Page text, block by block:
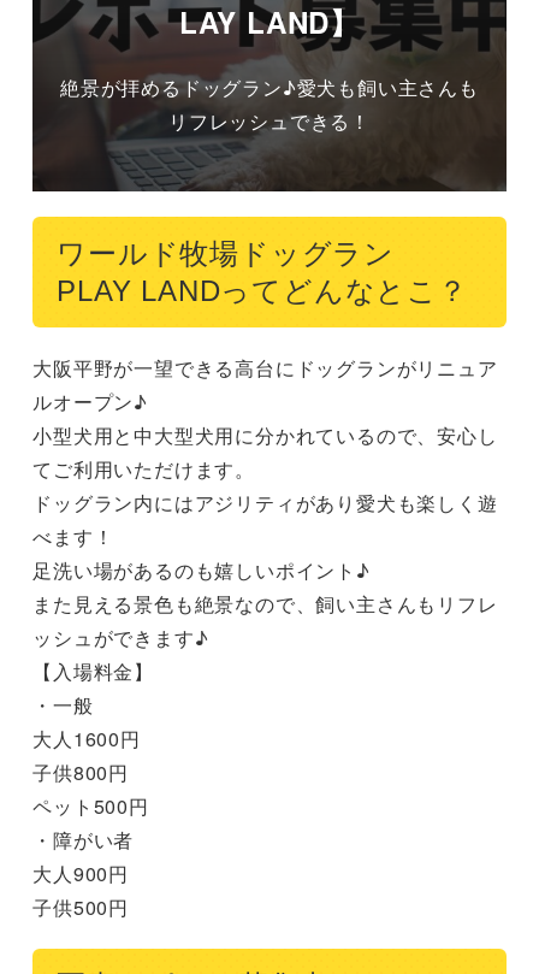
LAY LAND】
絶景が拝めるドッグラン♪愛犬も飼い主さんも
リフレッシュできる！
ワールド牧場ドッグラン
PLAY LANDってどんなとこ？
大阪平野が一望できる高台にドッグランがリニュア
ルオープン♪
小型犬用と中大型犬用に分かれているので、安心し
てご利用いただけます。
ドッグラン内にはアジリティがあり愛犬も楽しく遊
べます！
足洗い場があるのも嬉しいポイント♪
また見える景色も絶景なので、飼い主さんもリフレ
ッシュができます♪
【入場料金】
・一般
大人1600円
子供800円
ペット500円
・障がい者
大人900円
子供500円